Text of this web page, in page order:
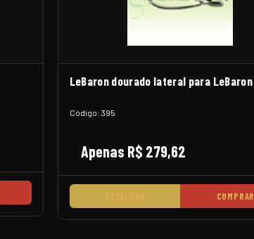
LeBaron dourado lateral para LeBaron
Código: 395
Apenas R$ 279,62
COMPRAR